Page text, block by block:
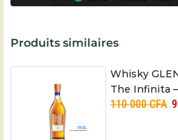
Produits similaires
Whisky
The Infinita
110 000CFA